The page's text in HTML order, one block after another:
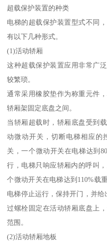
超载保护装置的种类
电梯的超载保护装置型式不同
有以下几种形式。
(1)活动轿厢
这种超载保护装置应用非常广
较繁琐。
通常采用橡胶垫作为称重元件
轿厢架固定底盘之间。
当轿厢超载时，轿厢底盘受到
动微动开关，切断电梯相应的
关，一个微动开关在电梯达到
行，电梯只响应轿厢内的呼叫
个微动开关在电梯达到110%载
电梯停止运行，保持开门，并
过螺栓固定在活动轿厢底盘上
范围。
(2)活动轿厢地板